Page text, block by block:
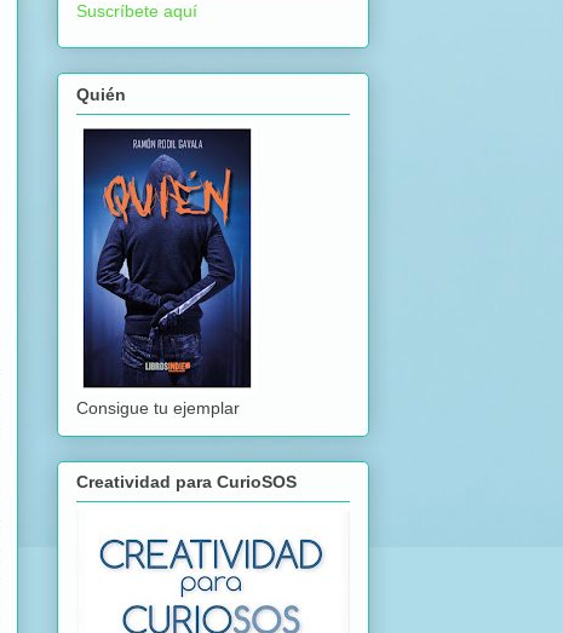
Suscríbete aquí
Quién
Consigue tu ejemplar
Creatividad para CurioSOS